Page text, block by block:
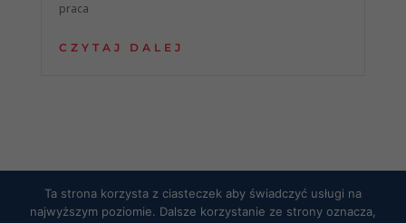
praca
CZYTAJ DALEJ
Ta strona korzysta z ciasteczek aby świadczyć usługi na
najwyższym poziomie. Dalsze korzystanie ze strony oznacza,